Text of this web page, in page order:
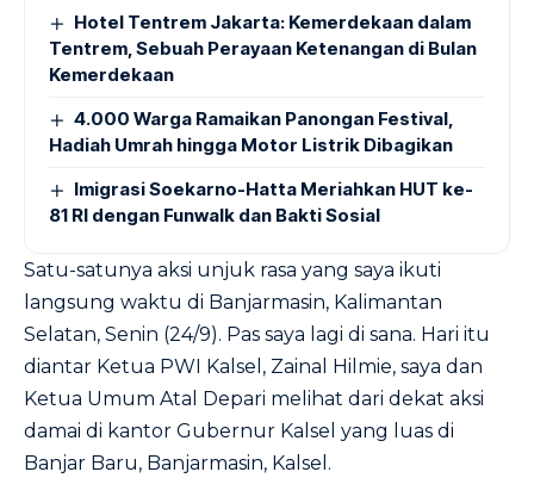
Hotel Tentrem Jakarta: Kemerdekaan dalam
Tentrem, Sebuah Perayaan Ketenangan di Bulan
Kemerdekaan
4.000 Warga Ramaikan Panongan Festival,
Hadiah Umrah hingga Motor Listrik Dibagikan
Imigrasi Soekarno-Hatta Meriahkan HUT ke-
81 RI dengan Funwalk dan Bakti Sosial
Satu-satunya aksi unjuk rasa yang saya ikuti
langsung waktu di Banjarmasin, Kalimantan
Selatan, Senin (24/9). Pas saya lagi di sana. Hari itu
diantar Ketua PWI Kalsel, Zainal Hilmie, saya dan
Ketua Umum Atal Depari melihat dari dekat aksi
damai di kantor Gubernur Kalsel yang luas di
Banjar Baru, Banjarmasin, Kalsel.